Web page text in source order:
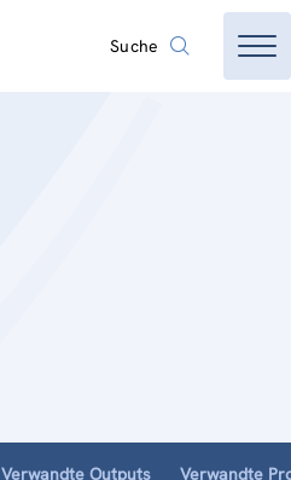
Suche
Verwandte Outputs Verwandte